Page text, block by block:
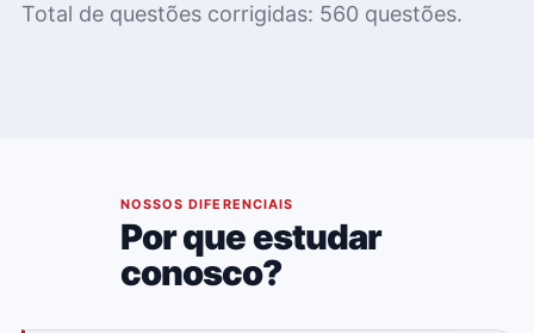
Total de questões corrigidas: 560 questões.
NOSSOS DIFERENCIAIS
Por que estudar
conosco?